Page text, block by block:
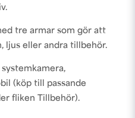
tre armar som gör att
ljus eller andra tillbehör.
(köp till passande
fliken Tillbehör).